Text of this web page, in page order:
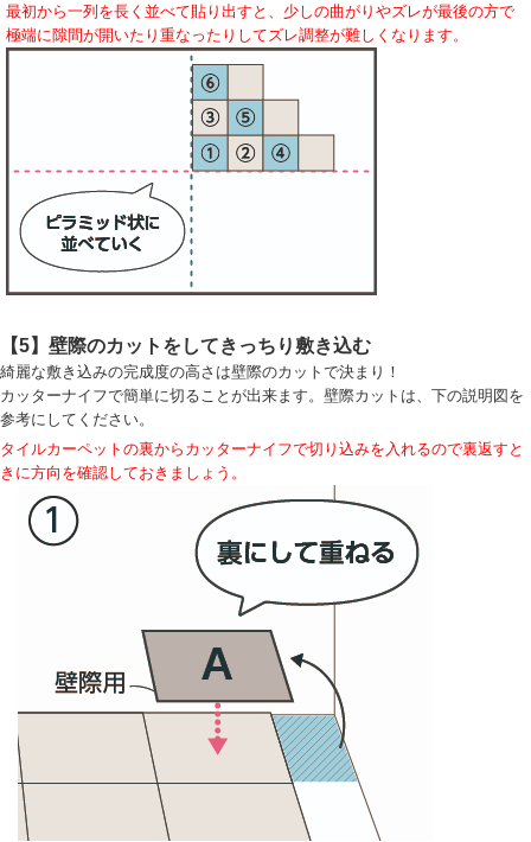
最初から一列を長く並べて貼り出すと、少しの曲がりやズレが最後の方で
極端に隙間が開いたり重なったりしてズレ調整が難しくなります。
【5】壁際のカットをしてきっちり敷き込む
綺麗な敷き込みの完成度の高さは壁際のカットで決まり！
カッターナイフで簡単に切ることが出来ます。壁際カットは、下の説明図を
参考にしてください。
タイルカーペットの裏からカッターナイフで切り込みを入れるので裏返すと
きに方向を確認しておきましょう。